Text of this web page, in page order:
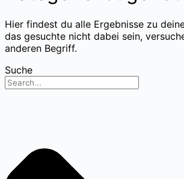
Hier findest du alle Ergebnisse zu
das gesuchte nicht dabei sein,
anderen Begriff.
Suche